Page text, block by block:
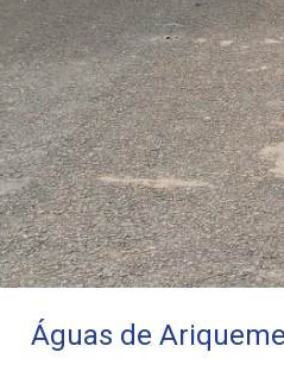
Águas de